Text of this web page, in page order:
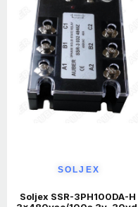
SOLJEX
Soljex SSR-3PH100DA-H